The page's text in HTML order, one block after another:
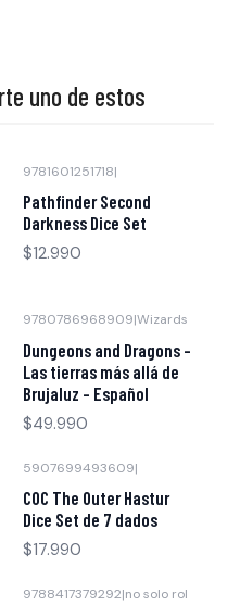
uno de estos
9781601251718|
Pathfinder Second
Darkness Dice Set
$12.990
9780786968909|Wizards
Dungeons and Dragons -
Las tierras más allá de
Brujaluz - Español
$49.990
5907699493609|
COC The Outer Hastur
Dice Set de 7 dados
$17.990
9788417379292|no solo rol